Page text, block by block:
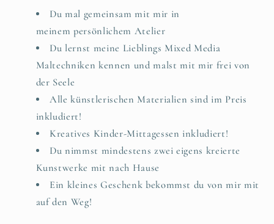
Du mal gemeinsam mit mir in
meinem persönlichem Atelier
Du lernst meine Lieblings Mixed Media
Maltechniken kennen und malst mit mir frei von
der Seele
Alle künstlerischen Materialien sind im Preis
inkludiert!
Kreatives Kinder-Mittagessen inkludiert!
Du nimmst mindestens zwei eigens kreierte
Kunstwerke mit nach Hause
Ein kleines Geschenk bekommst du von mir mit
auf den Weg!